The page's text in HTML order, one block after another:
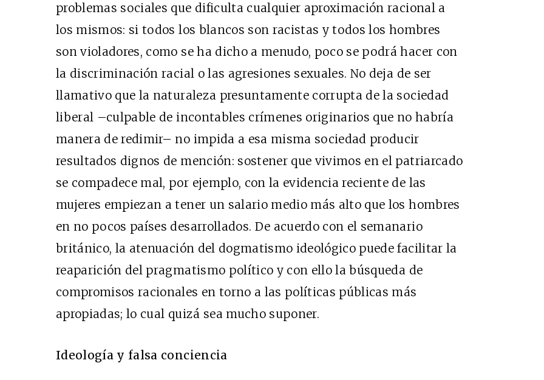
problemas sociales que dificulta cualquier aproximación racional a
los mismos: si todos los blancos son racistas y todos los hombres
son violadores, como se ha dicho a menudo, poco se podrá hacer con
la discriminación racial o las agresiones sexuales. No deja de ser
llamativo que la naturaleza presuntamente corrupta de la sociedad
liberal –culpable de incontables crímenes originarios que no habría
manera de redimir– no impida a esa misma sociedad producir
resultados dignos de mención: sostener que vivimos en el patriarcado
se compadece mal, por ejemplo, con la evidencia reciente de las
mujeres empiezan a tener un salario medio más alto que los hombres
en no pocos países desarrollados. De acuerdo con el semanario
británico, la atenuación del dogmatismo ideológico puede facilitar la
reaparición del pragmatismo político y con ello la búsqueda de
compromisos racionales en torno a las políticas públicas más
apropiadas; lo cual quizá sea mucho suponer.
Ideología y falsa conciencia